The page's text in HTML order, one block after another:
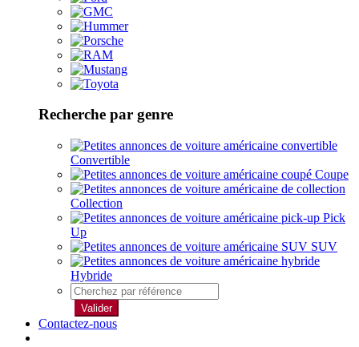
Recherche par genre
Convertible
Coupe
Collection
Pick
Up
SUV
Hybride
Valider
Contactez-nous